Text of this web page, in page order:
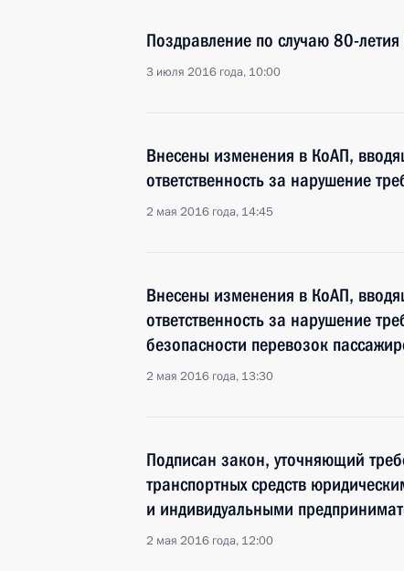
Поздравление по случаю 80-летия
3 июля 2016 года, 10:00
Внесены изменения в КоАП,
ответственность за нарушение
2 мая 2016 года, 14:45
Внесены изменения в КоАП,
ответственность за нарушение
безопасности перевозок
2 мая 2016 года, 13:30
Подписан закон, уточняющий
транспортных средств
и индивидуальными
2 мая 2016 года, 12:00